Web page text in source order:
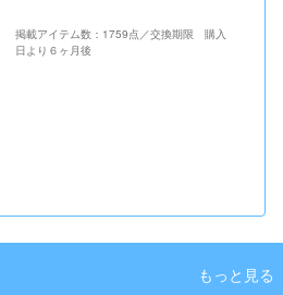
掲載アイテム数：1759点／交換期限 購入
日より６ヶ月後
もっと見る